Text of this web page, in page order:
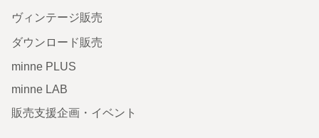
ヴィンテージ販売
ダウンロード販売
minne PLUS
minne LAB
販売支援企画・イベント